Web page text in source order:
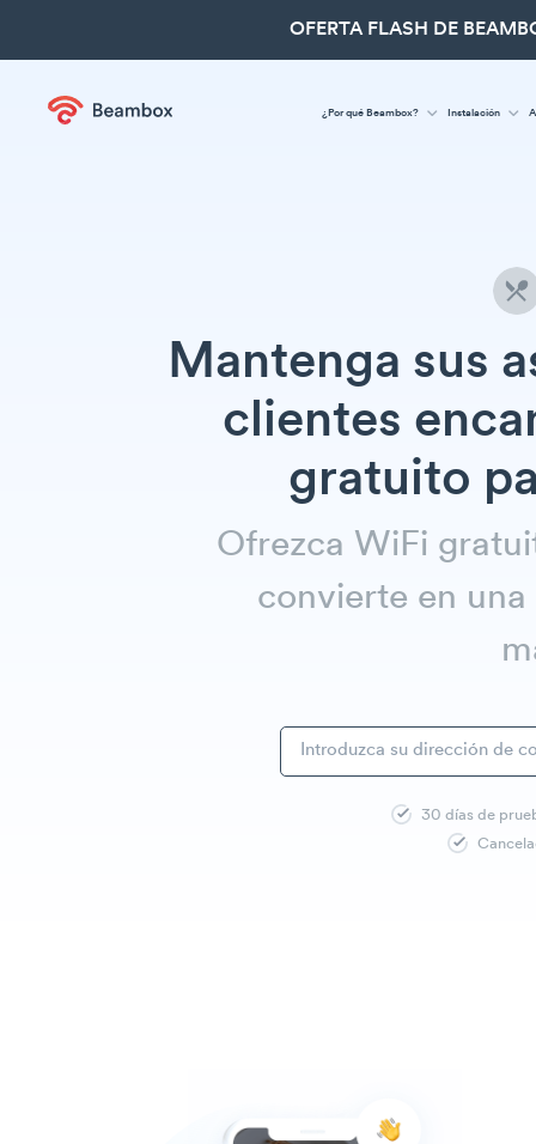
OFERTA FLASH DE
¿Por qué Beambox? Instalación
Mantenga sus
clientes
gratuito
Ofrezca WiFi
convierte en
30 días de